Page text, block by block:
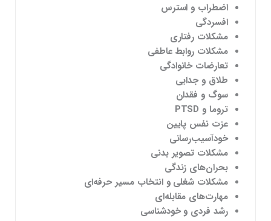
اضطراب و استرس
افسردگی
مشکلات رفتاری
مشکلات روابط عاطفی
تعارضات خانوادگی
طلاق و جدایی
سوگ و فقدان
تروما و PTSD
عزت نفس پایین
خودآسیب‌رسانی
مشکلات تصویر بدنی
بحران‌های زندگی
مشکلات شغلی و انتخاب مسیر حرفه‌ای
مهارت‌های مقابله‌ای
رشد فردی و خودشناسی